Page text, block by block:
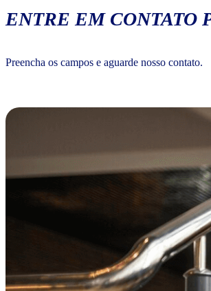
ENTRE EM
Preencha os campos e aguarde nosso contato.